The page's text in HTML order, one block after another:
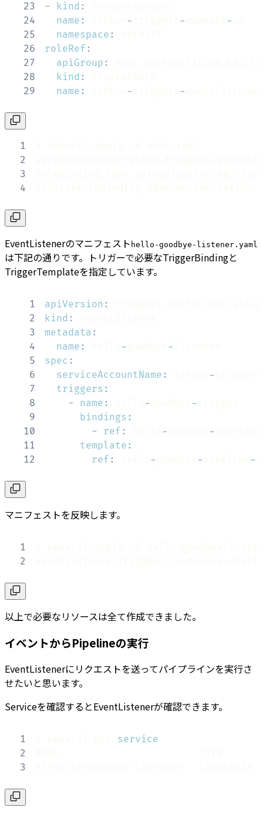
23 - kind :
24
name : - - -
25
namespace :
26
roleRef :
27
apiGroup :
28
kind :
29
name : - -
1
2
3
4
EventListenerのマニフェスト hello-goodbye-listener.yaml
は下記の通りです。トリガーで必要なTriggerBindingと
TriggerTemplateを指定しています。
1 apiVersion :
2
kind :
3
metadata :
4
name : - -
5
spec :
6
serviceAccountName : -
7
triggers :
8
- name : - -
9
bindings :
10
- ref : - -
11
template :
12
ref : - - -
マニフェストを反映します。
1
2
以上で必要なリソースは全て作成できました。
イベントからPipelineの実行
EventListenerにリクエストを送ってパイプラインを実行さ
せたいと思います。
Serviceを確認するとEventListenerが確認できます。
1
service
2
3